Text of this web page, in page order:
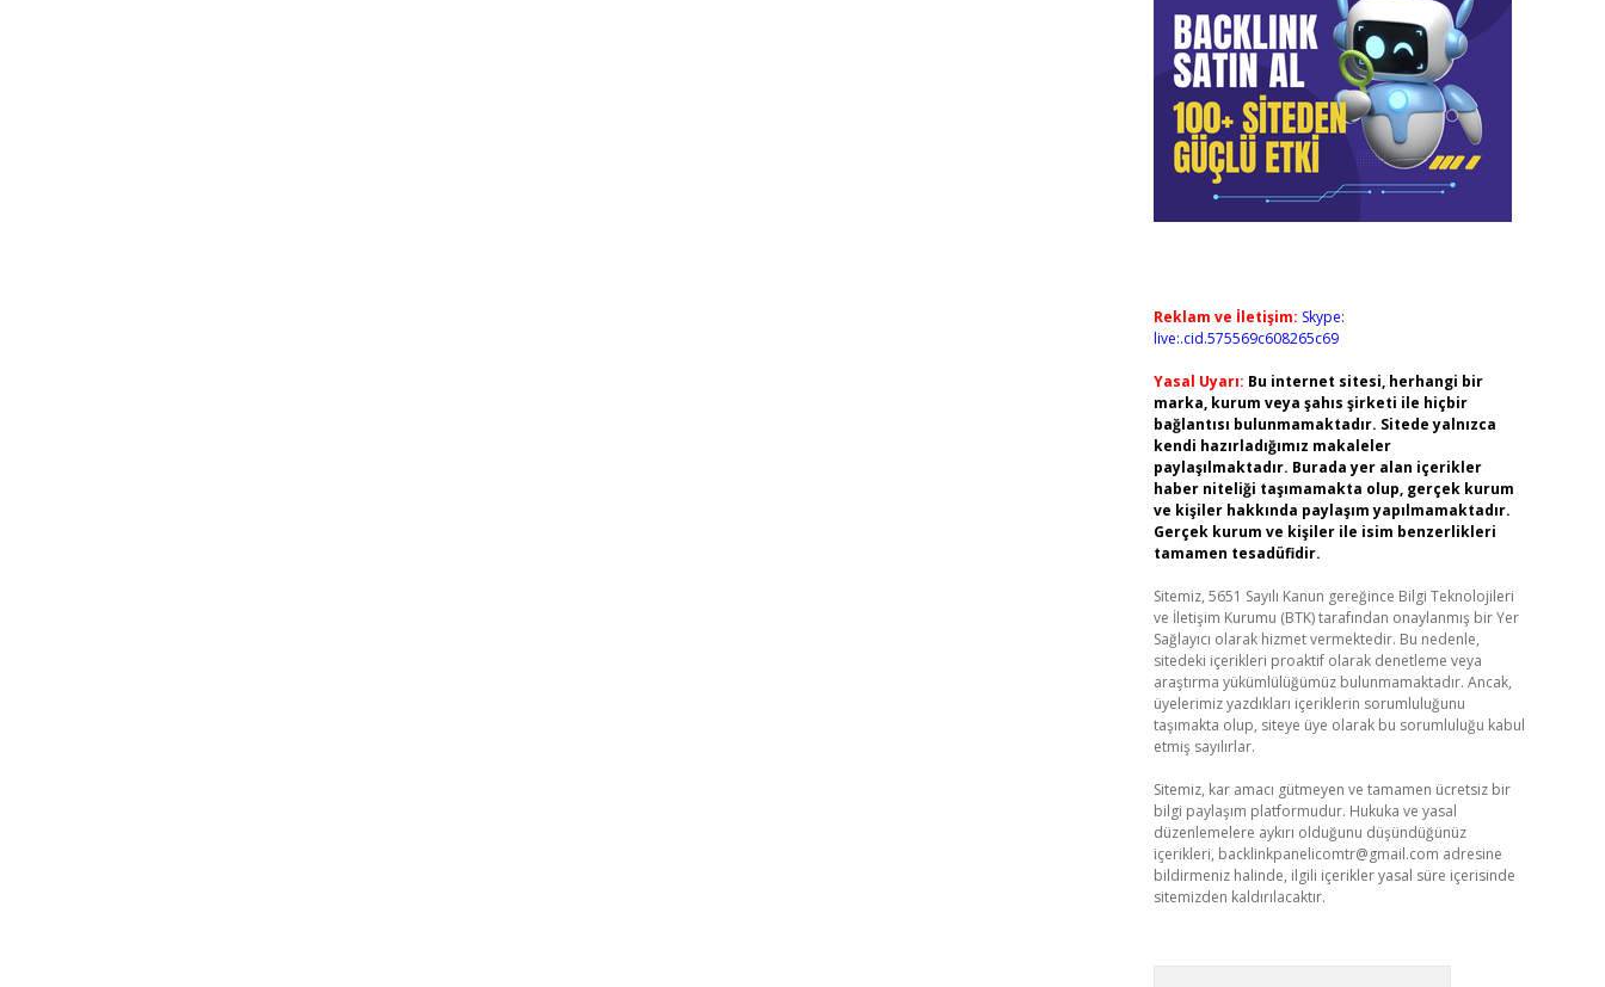
Reklam ve İletişim: Skype:
live:.cid.575569c608265c69
Yasal Uyarı: Bu internet sitesi, herhangi bir
marka, kurum veya şahıs şirketi ile hiçbir
bağlantısı bulunmamaktadır. Sitede yalnızca
kendi hazırladığımız makaleler
paylaşılmaktadır. Burada yer alan içerikler
haber niteliği taşımamakta olup, gerçek kurum
ve kişiler hakkında paylaşım yapılmamaktadır.
Gerçek kurum ve kişiler ile isim benzerlikleri
tamamen tesadüfidir.
Sitemiz, 5651 Sayılı Kanun gereğince Bilgi Teknolojileri
ve İletişim Kurumu (BTK) tarafından onaylanmış bir Yer
Sağlayıcı olarak hizmet vermektedir. Bu nedenle,
sitedeki içerikleri proaktif olarak denetleme veya
araştırma yükümlülüğümüz bulunmamaktadır. Ancak,
üyelerimiz yazdıkları içeriklerin sorumluluğunu
taşımakta olup, siteye üye olarak bu sorumluluğu kabul
etmiş sayılırlar.
Sitemiz, kar amacı gütmeyen ve tamamen ücretsiz bir
bilgi paylaşım platformudur. Hukuka ve yasal
düzenlemelere aykırı olduğunu düşündüğünüz
içerikleri, backlinkpanelicomtr@gmail.com adresine
bildirmeniz halinde, ilgili içerikler yasal süre içerisinde
sitemizden kaldırılacaktır.